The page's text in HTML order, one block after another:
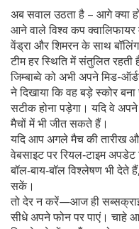
अब सवाल उठता है – आगे क्या
आने वाले विश्व कप
वेंड्रा और शिमरन के साथ
टीम हर स्थिति में संतुलित रहती
जिम्बाब्वे को अभी अपने मिड-
ने दिखाया कि वह बड़े स्कोर
सटीक होना पड़ेगा। यदि वे अपने
मैचों में भी जीत सकते हैं।
यदि आप अगले मैच की तारीख
वेबसाइट पर रियल‑टाइम
बॉल‑बाय‑बॉल विश्लेषण भी
सकें।
तो देर न करें—आज ही
सीधे अपने फोन पर पाएं। चाहे